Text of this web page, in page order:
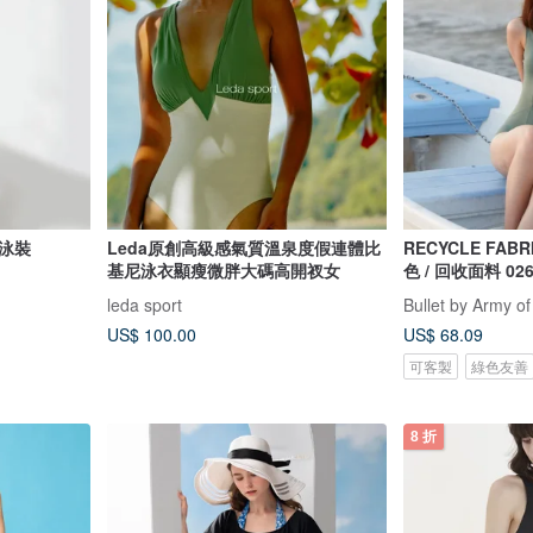
裝
Leda原創高級感氣質溫泉度假連體比
基尼泳衣顯瘦微胖大碼高開衩女
leda sport
US$ 100.00
RECYCLE
色 / 回收面料
Bullet by Army
US$ 68.09
可客製 綠色友善
8 折